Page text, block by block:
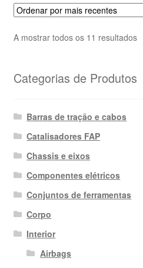
A mostrar todos os 11 resultados
Categorias de Produtos
Barras de tração e cabos
Catalisadores FAP
Chassis e eixos
Componentes elétricos
Conjuntos de ferramentas
Corpo
Interior
Airbags